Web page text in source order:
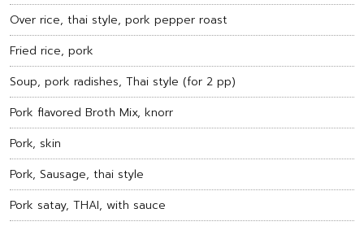
Over rice, thai style, pork pepper roast
Fried rice, pork
Soup, pork radishes, Thai style (for 2 pp)
Pork flavored Broth Mix, knorr
Pork, skin
Pork, Sausage, thai style
Pork satay, THAI, with sauce